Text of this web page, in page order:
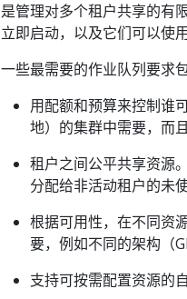
是管理对多个租户共享的有
立即启动，以及它们可以使
一些最需要的作业队列要求包
用配额和预算来控制谁
地）的集群中需要，而
租户之间公平共享资源
分配给非活动租户的未
根据可用性，在不同资
要，例如不同的架构（
支持可按需配置资源的